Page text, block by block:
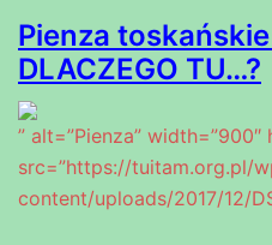
Pienza
DLACZEGO TU…?
” alt=”Pienza”
src=”https://tuitam.org.pl/
content/uploads/2017/12/